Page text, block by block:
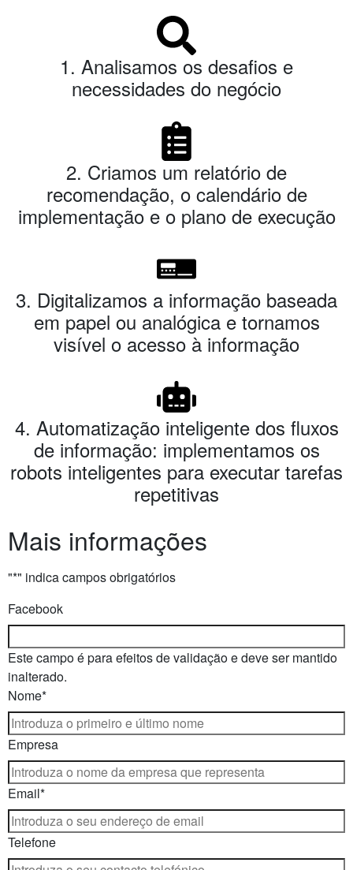
1. Analisamos os desafios e
necessidades do negócio
2. Criamos um relatório de
recomendação, o calendário de
implementação e o plano de execução
3. Digitalizamos a informação baseada
em papel ou analógica e tornamos
visível o acesso à informação
4. Automatização inteligente dos fluxos
de informação: implementamos os
robots inteligentes para executar tarefas
repetitivas
Mais informações
"*" indica campos obrigatórios
Facebook
Este campo é para efeitos de validação e deve ser mantido
inalterado.
Nome*
Empresa
Email*
Telefone